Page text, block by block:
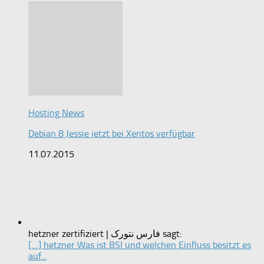
Hosting News
Debian 8 Jessie jetzt bei Xentos verfügbar
11.07.2015
hetzner zertifiziert | فارس نتورک sagt:
[…] hetzner Was ist BSI und welchen Einfluss besitzt es
auf...